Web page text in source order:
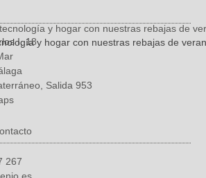
y hogar con nuestras rebajas de
I, 18
Salida 953
267